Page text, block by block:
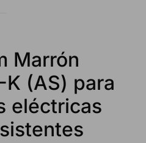
Marrón
(AS) para
eléctricas